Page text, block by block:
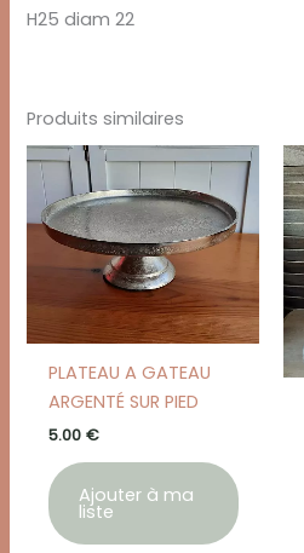
H25 diam 22
Produits similaires
PLATEAU A GATEAU
ARGENTÉ SUR PIED
5.00 €
Ajouter à ma
liste